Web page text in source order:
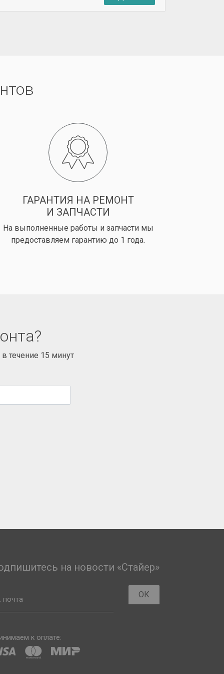
ГАРАНТИЯ НА РЕМОНТ
И ЗАПЧАСТИ
На выполненные работы и запчасти мы
предоставляем гарантию до 1 года.
течение 15 минут
на новости «Стайер»
почта
ОК
к оплате: